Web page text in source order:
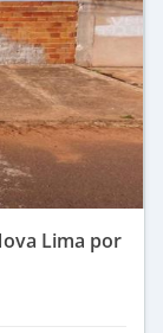
Lima por